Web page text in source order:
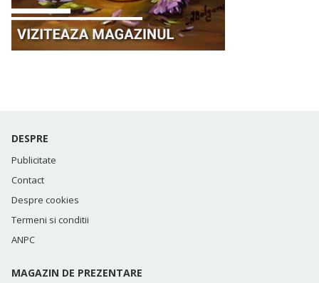
DESPRE
Publicitate
Contact
Despre cookies
Termeni si conditii
ANPC
MAGAZIN DE PREZENTARE